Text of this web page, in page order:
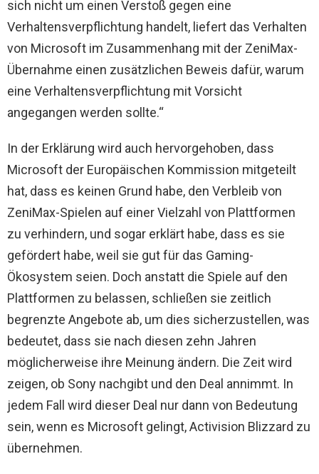
sich nicht um einen Verstoß gegen eine
Verhaltensverpflichtung handelt, liefert das Verhalten
von Microsoft im Zusammenhang mit der ZeniMax-
Übernahme einen zusätzlichen Beweis dafür, warum
eine Verhaltensverpflichtung mit Vorsicht
angegangen werden sollte.“
In der Erklärung wird auch hervorgehoben, dass
Microsoft der Europäischen Kommission mitgeteilt
hat, dass es keinen Grund habe, den Verbleib von
ZeniMax-Spielen auf einer Vielzahl von Plattformen
zu verhindern, und sogar erklärt habe, dass es sie
gefördert habe, weil sie gut für das Gaming-
Ökosystem seien. Doch anstatt die Spiele auf den
Plattformen zu belassen, schließen sie zeitlich
begrenzte Angebote ab, um dies sicherzustellen, was
bedeutet, dass sie nach diesen zehn Jahren
möglicherweise ihre Meinung ändern. Die Zeit wird
zeigen, ob Sony nachgibt und den Deal annimmt. In
jedem Fall wird dieser Deal nur dann von Bedeutung
sein, wenn es Microsoft gelingt, Activision Blizzard zu
übernehmen.